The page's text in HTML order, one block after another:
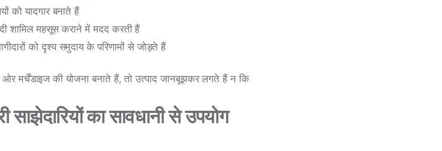
को यादगार बनाते हैं
शामिल महसूस कराने में मदद करती हैं
को दृश्य समुदाय के परिणामों से जोड़ते हैं
मर्चेंडाइज की योजना बनाते हैं, तो उत्पाद जानबूझकर लगते हैं न कि
का सावधानी से उपयोग